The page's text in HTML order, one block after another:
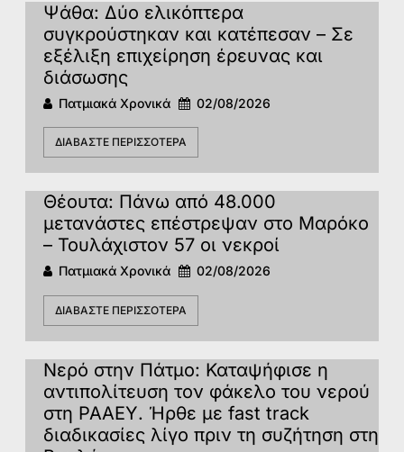
Ψάθα: Δύο ελικόπτερα
συγκρούστηκαν και κατέπεσαν – Σε
εξέλιξη επιχείρηση έρευνας και
διάσωσης
Πατμιακά Χρονικά 02/08/2026
ΔΙΑΒΆΣΤΕ ΠΕΡΙΣΣΌΤΕΡΑ
Θέουτα: Πάνω από 48.000
μετανάστες επέστρεψαν στο Μαρόκο
– Τουλάχιστον 57 οι νεκροί
Πατμιακά Χρονικά 02/08/2026
ΔΙΑΒΆΣΤΕ ΠΕΡΙΣΣΌΤΕΡΑ
Νερό στην Πάτμο: Καταψήφισε η
αντιπολίτευση τον φάκελο του νερού
στη ΡΑΑΕΥ. Ήρθε με fast track
διαδικασίες λίγο πριν τη συζήτηση στη